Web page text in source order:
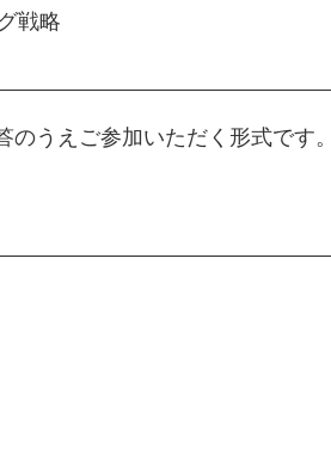
戦略
のうえご参加いただく形式です